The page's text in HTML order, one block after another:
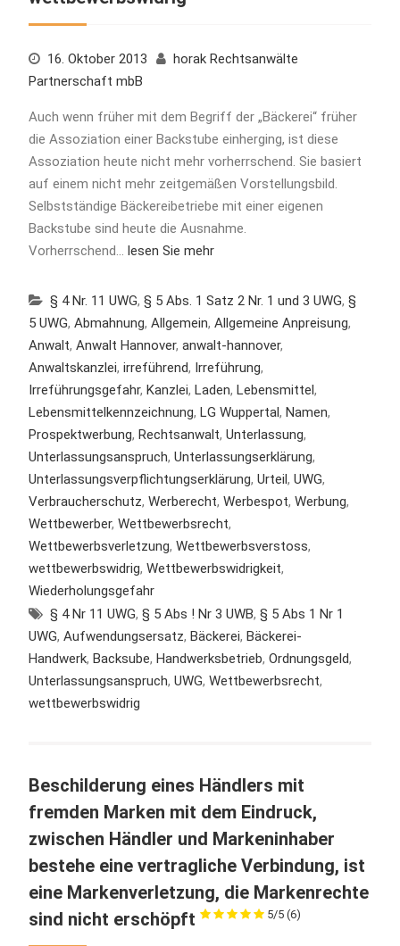
16. Oktober 2013
horak Rechtsanwälte
Partnerschaft mbB
Auch wenn früher mit dem Begriff der „Bäckerei“ früher
die Assoziation einer Backstube einherging, ist diese
Assoziation heute nicht mehr vorherrschend. Sie basiert
auf einem nicht mehr zeitgemäßen Vorstellungsbild.
Selbstständige Bäckereibetriebe mit einer eigenen
Backstube sind heute die Ausnahme.
Vorherrschend… lesen Sie mehr
§ 4 Nr. 11 UWG, § 5 Abs. 1 Satz 2 Nr. 1 und 3 UWG, §
5 UWG, Abmahnung, Allgemein, Allgemeine Anpreisung,
Anwalt, Anwalt Hannover, anwalt-hannover,
Anwaltskanzlei, irreführend, Irreführung,
Irreführungsgefahr, Kanzlei, Laden, Lebensmittel,
Lebensmittelkennzeichnung, LG Wuppertal, Namen,
Prospektwerbung, Rechtsanwalt, Unterlassung,
Unterlassungsanspruch, Unterlassungserklärung,
Unterlassungsverpflichtungserklärung, Urteil, UWG,
Verbraucherschutz, Werberecht, Werbespot, Werbung,
Wettbewerber, Wettbewerbsrecht,
Wettbewerbsverletzung, Wettbewerbsverstoss,
wettbewerbswidrig, Wettbewerbswidrigkeit,
Wiederholungsgefahr
§ 4 Nr 11 UWG, § 5 Abs ! Nr 3 UWB, § 5 Abs 1 Nr 1
UWG, Aufwendungsersatz, Bäckerei, Bäckerei-
Handwerk, Backsube, Handwerksbetrieb, Ordnungsgeld,
Unterlassungsanspruch, UWG, Wettbewerbsrecht,
wettbewerbswidrig
Beschilderung eines Händlers mit
fremden Marken mit dem Eindruck,
zwischen Händler und Markeninhaber
bestehe eine vertragliche Verbindung, ist
eine Markenverletzung, die Markenrechte
sind nicht erschöpft
5/5 (6)